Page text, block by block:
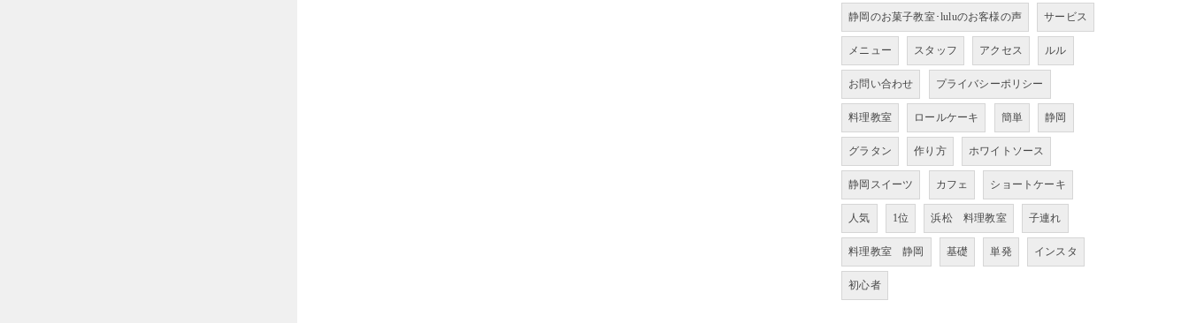
静岡のお菓子教室･luluのお客様の声 サービス
メニュー スタッフ アクセス ルル
お問い合わせ プライバシーポリシー
料理教室 ロールケーキ 簡単 静岡
グラタン 作り方 ホワイトソース
静岡スイーツ カフェ ショートケーキ
人気 1位 浜松 料理教室 子連れ
料理教室 静岡 基礎 単発 インスタ
初心者